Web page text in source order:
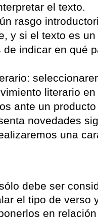
el texto.
rasgo
y si el texto es
indicar en qué
literario
ante un
novedades
una
debe ser
el tipo de verso
en